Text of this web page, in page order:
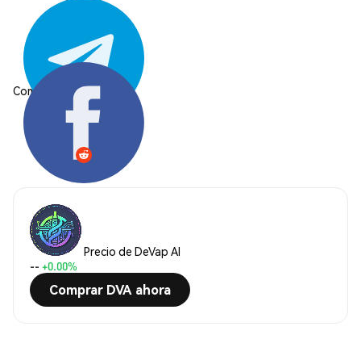
Compartir:
Precio de DeVap AI
-- +0.00%
Comprar DVA ahora